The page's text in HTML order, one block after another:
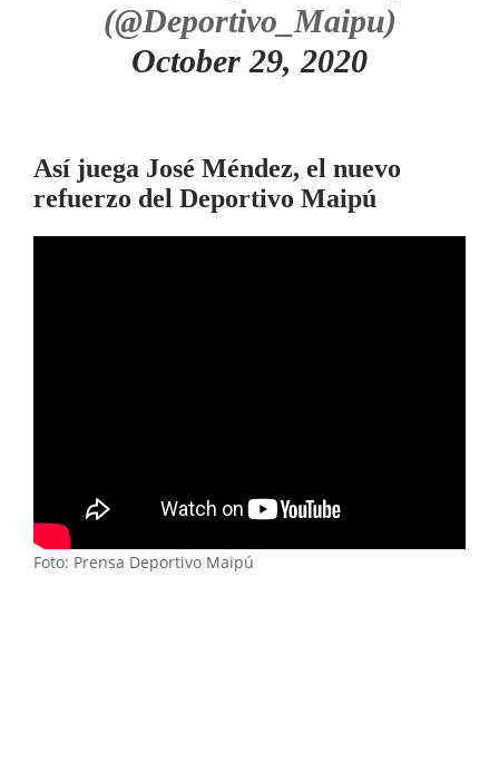
(@Deportivo_Maipu)
October 29, 2020
Así juega José Méndez, el nuevo
refuerzo del Deportivo Maipú
Foto: Prensa Deportivo Maipú